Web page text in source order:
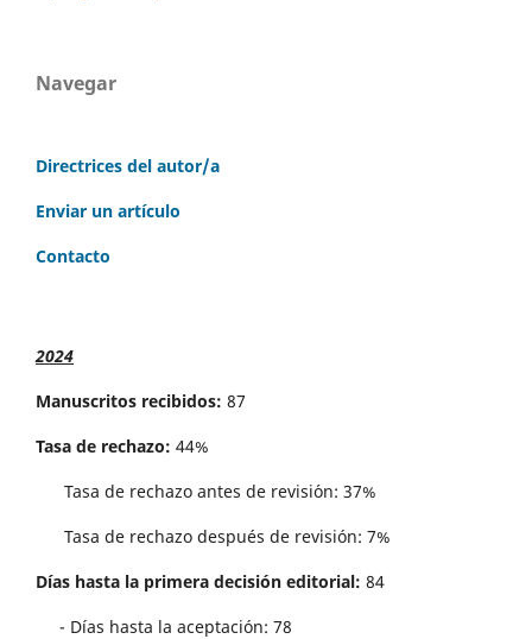
Navegar
Directrices del autor/a
Enviar un artículo
Contacto
2024
Manuscritos recibidos: 87
Tasa de rechazo: 44%
Tasa de rechazo antes de revisi´on: 37%
Tasa de rechazo después de revisión: 7%
Días hasta la primera decisión editorial: 84
- Días hasta la aceptación: 78